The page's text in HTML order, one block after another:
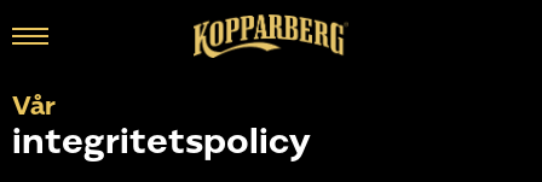
Vår
integritetspolicy